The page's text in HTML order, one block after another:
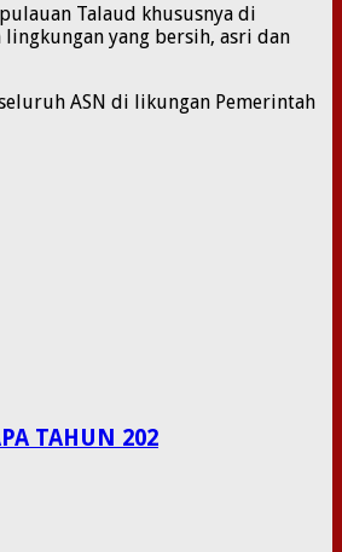
Talaud khususnya di
yang bersih, asri dan
ASN di likungan Pemerintah
TAHUN 202